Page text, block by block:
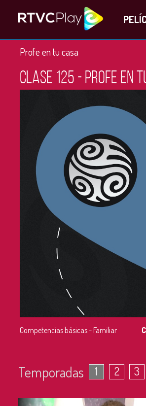
Profe en tu casa
Clase 125 - Profe en
Competencias básicas - Familiar
Temporadas 1 2 3